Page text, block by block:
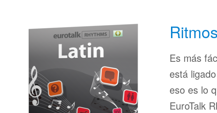
Es más
está
eso es lo
EuroTalk